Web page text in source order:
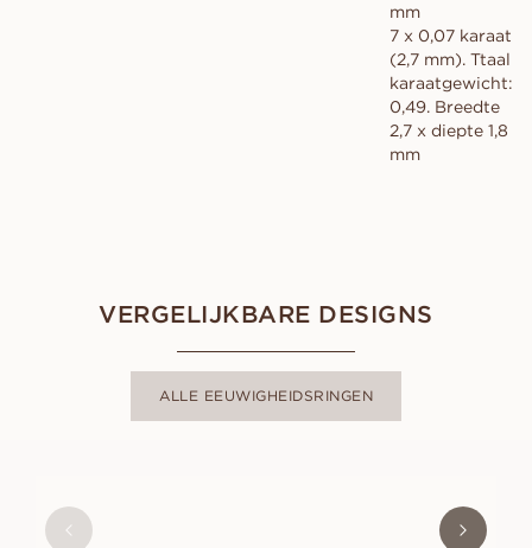
mm
7 x 0,07 karaat
(2,7 mm). Ttaal
karaatgewicht:
0,49. Breedte
2,7 x diepte 1,8
mm
VERGELIJKBARE DESIGNS
ALLE EEUWIGHEIDSRINGEN